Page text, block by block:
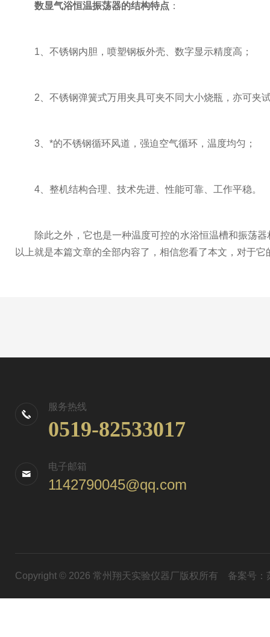
数显气浴恒温振荡器的结构特点 ：
1、不锈钢内胆，喷塑钢板外壳、数字显示精度高；
2、不锈钢弹簧式万用夹具可夹不同大小烧瓶，亦可夹
3、*的不锈钢循环风道，强迫空气循环，温度均匀；
4、整机结构合理、技术先进、性能可靠、工作平稳。
除此之外，它也是一种温度可控的水浴恒温槽和振荡器
以上就是本篇文章的全部内容了，相信您看了本文，对于
服务热线
0519-82533017
电子邮箱
1142790045@qq.com
Copyright © 2026 常州翔天实验仪器厂版权所有 备案号：